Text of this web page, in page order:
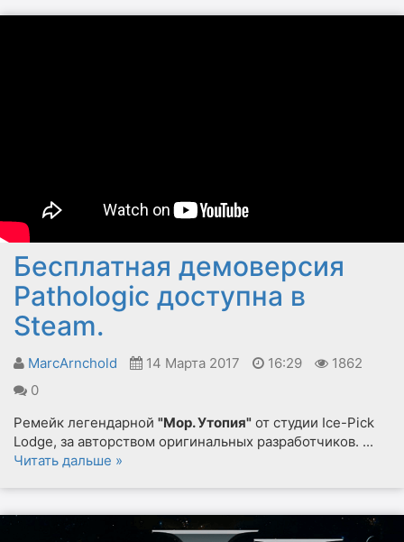
Бесплатная демоверсия
Pathologic доступна в
Steam.
MarcArnchold 14 Марта 2017 16:29
1862
0
Ремейк легендарной "Мор. Утопия" от студии Ice-Pick
Lodge, за авторством оригинальных разработчиков. ...
Читать дальше »